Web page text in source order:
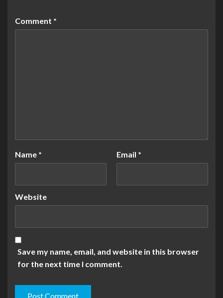
Comment *
Name * Email *
Website
Save my name, email, and website in this browser
for the next time I comment.